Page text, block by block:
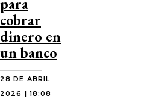
para
cobrar
dinero en
un banco
28 DE ABRIL
2026 | 18:08